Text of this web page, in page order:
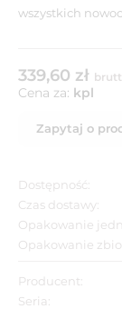
wszystkich
339,60 zł
Cena za: kpl
Zapytaj o
Dostępność:
Czas dostawy:
Opakowanie
Opakowanie
Producent:
Seria: